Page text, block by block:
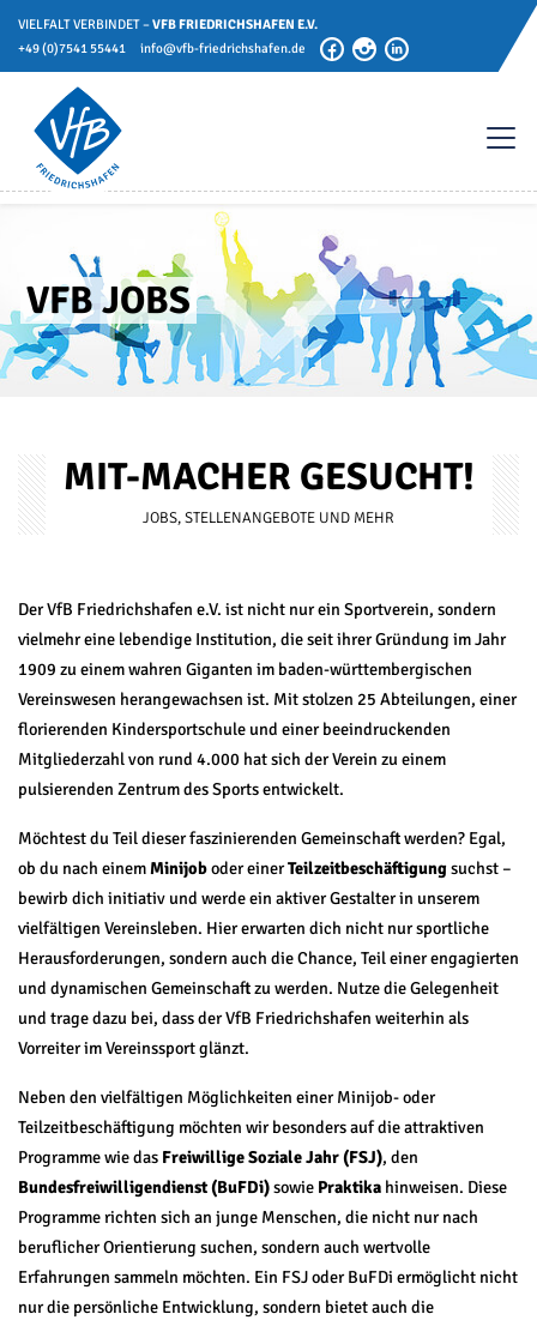
VIELFALT VERBINDET –VFB FRIEDRICHSHAFEN E.V.
+49 (0)7541 55441
info@vfb-friedrichshafen.de
VFB JOBS
MIT-MA­CHER GE­SUCHT!
JOBS, STEL­LEN­AN­GE­BO­TE UND MEHR
Der VfB Friedrichshafen e.V. ist nicht nur ein Sportverein, sondern
vielmehr eine lebendige Institution, die seit ihrer Gründung im Jahr
1909 zu einem wahren Giganten im baden-württembergischen
Vereinswesen herangewachsen ist. Mit stolzen 25 Abteilungen, einer
florierenden Kindersportschule und einer beeindruckenden
Mitgliederzahl von rund 4.000 hat sich der Verein zu einem
pulsierenden Zentrum des Sports entwickelt.
Möchtest du Teil dieser faszinierenden Gemeinschaft werden? Egal,
ob du nach einemMinijoboder einerTeilzeitbeschäftigungsuchst –
bewirb dich initiativ und werde ein aktiver Gestalter in unserem
vielfältigen Vereinsleben. Hier erwarten dich nicht nur sportliche
Herausforderungen, sondern auch die Chance, Teil einer engagierten
und dynamischen Gemeinschaft zu werden. Nutze die Gelegenheit
und trage dazu bei, dass der VfB Friedrichshafen weiterhin als
Vorreiter im Vereinssport glänzt.
Neben den vielfältigen Möglichkeiten einer Minijob- oder
Teilzeitbeschäftigung möchten wir besonders auf die attraktiven
Programme wie das Freiwillige Soziale Jahr (FSJ), den
Bundesfreiwilligendienst (BuFDi)sowie Praktika hinweisen. Diese
Programme richten sich an junge Menschen, die nicht nur nach
beruflicher Orientierung suchen, sondern auch wertvolle
Erfahrungen sammeln möchten. Ein FSJ oder BuFDi ermöglicht nicht
nur die persönliche Entwicklung, sondern bietet auch die